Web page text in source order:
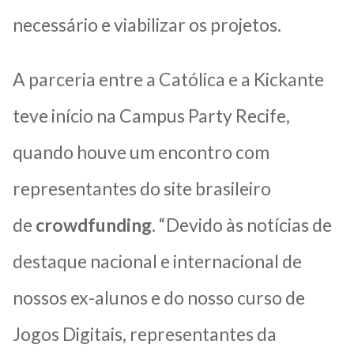
necessário e viabilizar os projetos.
A parceria entre a Católica e a Kickante
teve início na Campus Party Recife,
quando houve um encontro com
representantes do site brasileiro
de crowdfunding. “Devido às notícias de
destaque nacional e internacional de
nossos ex-alunos e do nosso curso de
Jogos Digitais, representantes da